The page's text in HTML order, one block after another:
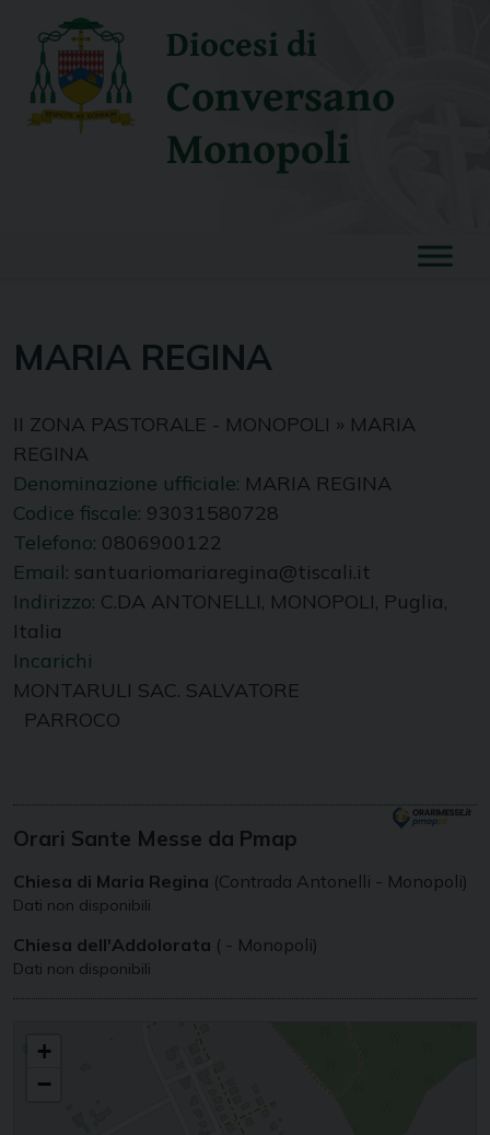
content
Diocesi di
Conversano
Monopoli
MARIA REGINA
II ZONA PASTORALE - MONOPOLI » MARIA
REGINA
Denominazione ufficiale: MARIA REGINA
Codice fiscale: 93031580728
Telefono: 0806900122
Email: santuariomariaregina@tiscali.it
Indirizzo: C.DA ANTONELLI, MONOPOLI, Puglia,
Italia
Incarichi
MONTARULI SAC. SALVATORE
PARROCO
Orari Sante Messe da Pmap
Chiesa di Maria Regina (Contrada Antonelli - Monopoli)
Dati non disponibili
Chiesa dell'Addolorata ( - Monopoli)
Dati non disponibili
+
−